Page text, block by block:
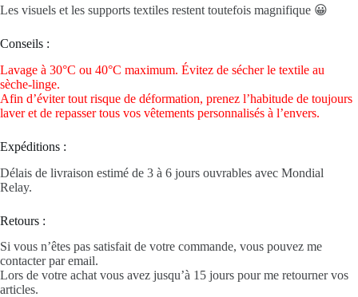
Les visuels et les supports textiles restent toutefois magnifique 😀
Conseils :
Lavage à 30°C ou 40°C maximum. Évitez de sécher le textile au
sèche-linge.
Afin d’éviter tout risque de déformation, prenez l’habitude de toujours
laver et de repasser tous vos vêtements personnalisés à l’envers.
Expéditions :
Délais de livraison estimé de 3 à 6 jours ouvrables avec Mondial
Relay.
Retours :
Si vous n’êtes pas satisfait de votre commande, vous pouvez me
contacter par email.
Lors de votre achat vous avez jusqu’à 15 jours pour me retourner vos
articles.